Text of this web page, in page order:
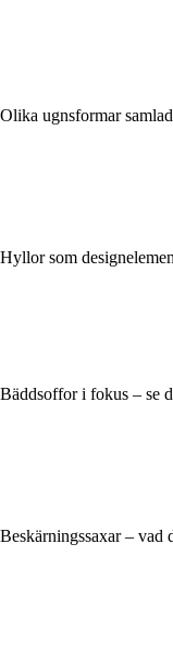
Olika ugnsformar
Hyllor som
Bäddsoffor i fokus – se
Beskärningssaxar – vad